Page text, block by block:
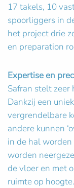
17 takels, 10
spoorliggers in
het project drie
en preparation
Expertise en
Safran stelt zeer
Dankzij een
vergrendelbare
andere kunnen
in de hal
worden
de vloer en met
ruimte op